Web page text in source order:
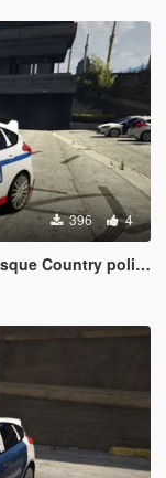
396 4
Policía Pais Vasco)